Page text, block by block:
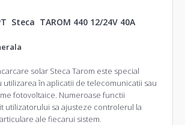
Steca TAROM 440 12/24V 40A
solar Steca Tarom este special
în aplicatii de telecomunicatii sau
fotovoltaice. Numeroase functii
utilizatorului sa ajusteze controlerul la
ale fiecarui sistem.